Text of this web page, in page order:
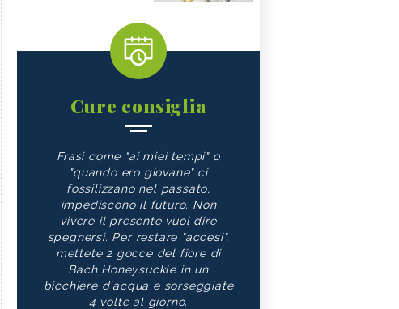
Cure consiglia
Frasi come "ai miei tempi" o
"quando ero giovane" ci
fossilizzano nel passato,
impediscono il futuro. Non
vivere il presente vuol dire
spegnersi. Per restare "accesi",
mettete 2 gocce del fiore di
Bach Honeysuckle in un
bicchiere d'acqua e sorseggiate
4 volte al giorno.